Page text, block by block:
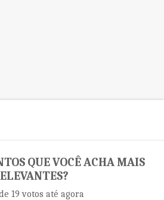
QUE VOCÊ ACHA MAIS
19 votos até agora